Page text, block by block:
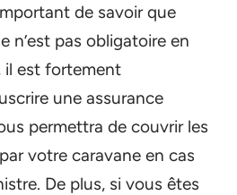
de savoir que
n’est pas obligatoire en
il est fortement
une assurance
permettra de couvrir les
votre caravane en cas
De plus, si vous êtes